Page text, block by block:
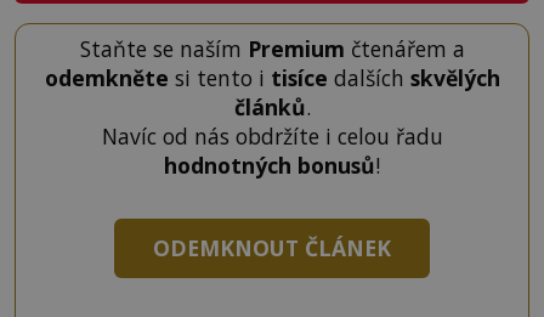
Staňte se naším Premium čtenářem a
odemkněte si tento i tisíce dalších skvělých
článků.
Navíc od nás obdržíte i celou řadu
hodnotných bonusů!
ODEMKNOUT ČLÁNEK